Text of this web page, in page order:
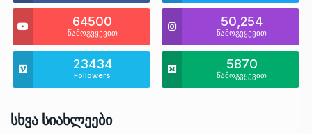
64500
წამოგვყევით
50,254
წამოგვყევით
23434
Followers
5870
წამოგვყევით
Სხვა Სიახლეები